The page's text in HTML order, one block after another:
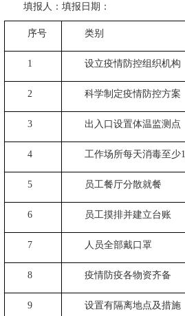
填报人：填报日期：
序号 类别
1 设立疫情防控组织机构
2 科学制定疫情防控方案
3 出入口设置体温监测点
4 工作场所每天消毒至少1
5 员工餐厅分散就餐
6 员工摸排并建立台账
7 人员全部戴口罩
8 疫情防疫各物资齐备
9 设置有隔离地点及措施